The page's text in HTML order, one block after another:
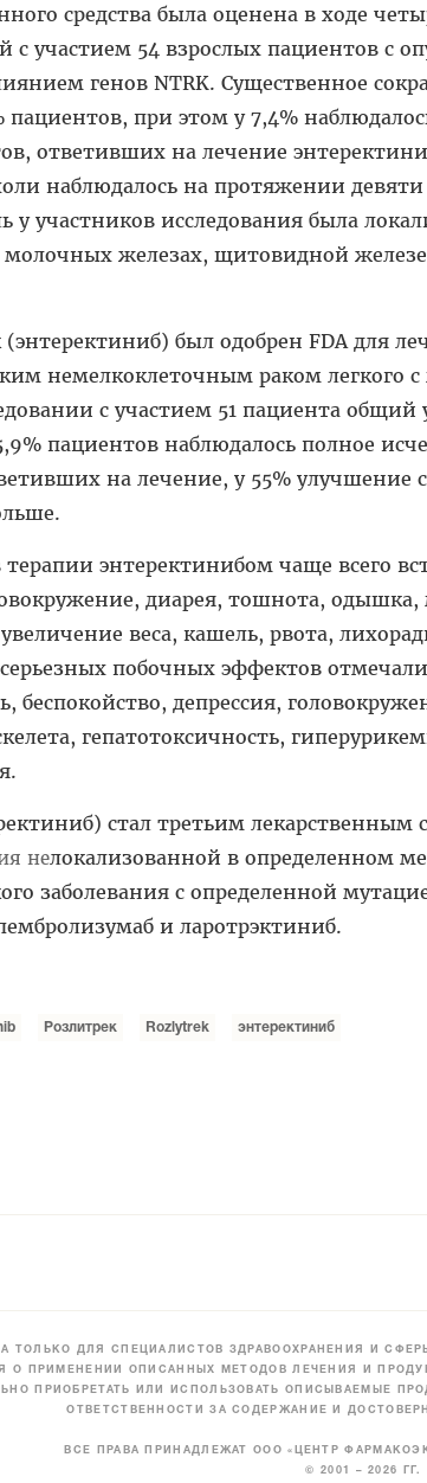
средства была оценена в ходе
с участием 54 взрослых пациентов с
генов NTRK. Существенное
пациентов, при этом у 7,4%
ответивших на лечение
наблюдалось на протяжении девяти
у участников исследования была
железах, щитовидной
(энтеректиниб) был одобрен FDA для
немелкоклеточным раком легкого с
с участием 51 пациента общий
пациентов наблюдалось полное
на лечение, у 55% улучшение
энтеректинибом чаще всего
диарея, тошнота,
веса, кашель, рвота,
побочных эффектов
беспокойство, депрессия,
гепатотоксичность,
стал третьим лекарственным
нелокализованной в определенном
заболевания с определенной
и ларотрэктиниб.
Розлитрек Rozlytrek энтеректиниб
ТОЛЬКО ДЛЯ СПЕЦИАЛИСТОВ ЗДРАВООХРАНЕНИЯ И
О ПРИМЕНЕНИИ ОПИСАННЫХ МЕТОДОВ ЛЕЧЕНИЯ И
ПРИОБРЕТАТЬ ИЛИ ИСПОЛЬЗОВАТЬ ОПИСЫВАЕМЫЕ
ОТВЕТСТВЕННОСТИ ЗА СОДЕРЖАНИЕ И
ВСЕ ПРАВА ПРИНАДЛЕЖАТ ООО «ЦЕНТР
© 2001 – 2026 ГГ.